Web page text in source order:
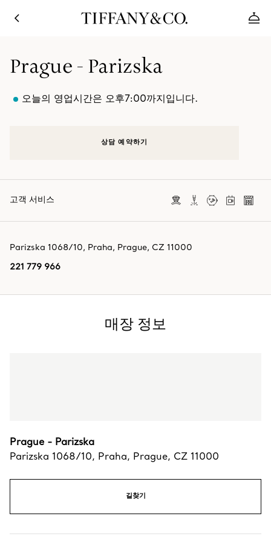
Prague - Parizska
오늘의 영업시간은 오후7:00까지입니다.
상담 예약하기
고객 서비스
Parizska 1068/10, Praha, Prague, CZ 11000
221 779 966
매장 정보
Prague - Parizska
Parizska 1068/10, Praha, Prague, CZ 11000
길찾기